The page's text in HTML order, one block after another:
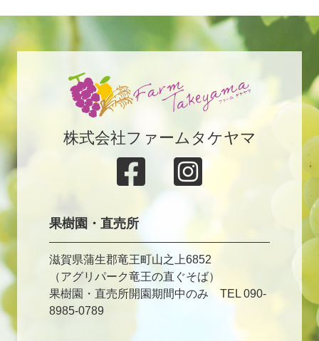
株式会社ファームタケヤマ
果樹園・直売所
滋賀県蒲生郡竜王町山之上6852
（アグリパーク竜王の直ぐそば）
果樹園・直売所開園期間中のみ TEL 090-
8985-0789